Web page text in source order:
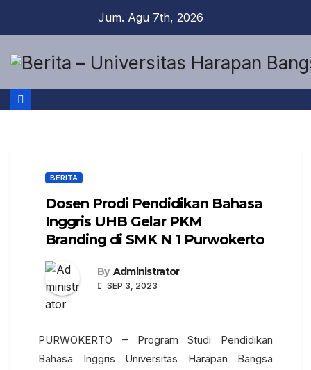
Jum. Agu 7th, 2026
BERITA
Dosen Prodi Pendidikan Bahasa
Inggris UHB Gelar PKM
Branding di SMK N 1 Purwokerto
By Administrator
SEP 3, 2023
PURWOKERTO – Program Studi Pendidikan
Bahasa Inggris Universitas Harapan Bangsa